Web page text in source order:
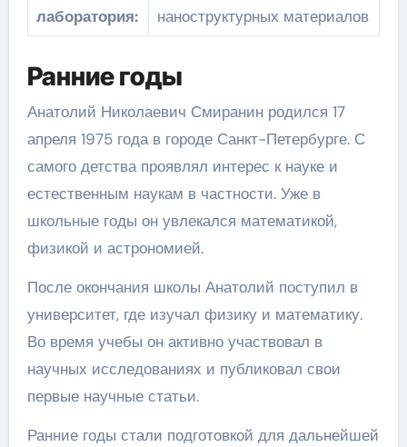
лаборатория:
наноструктурных материалов
Ранние годы
Анатолий Николаевич Смиранин родился 17
апреля 1975 года в городе Санкт-Петербурге. С
самого детства проявлял интерес к науке и
естественным наукам в частности. Уже в
школьные годы он увлекался математикой,
физикой и астрономией.
После окончания школы Анатолий поступил в
университет, где изучал физику и математику.
Во время учебы он активно участвовал в
научных исследованиях и публиковал свои
первые научные статьи.
Ранние годы стали подготовкой для дальнейшей